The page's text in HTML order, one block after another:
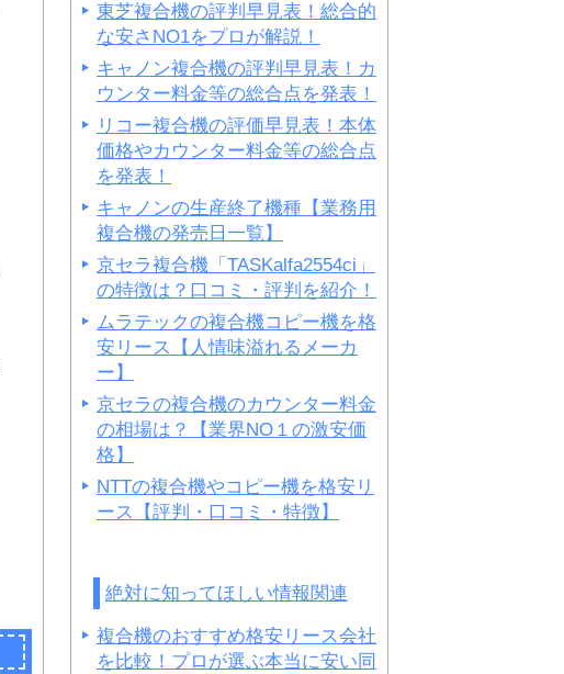
東芝複合機の評判早見表！総合的
な安さNO1をプロが解説！
キャノン複合機の評判早見表！カ
ウンター料金等の総合点を発表！
リコー複合機の評価早見表！本体
価格やカウンター料金等の総合点
を発表！
キャノンの生産終了機種【業務用
複合機の発売日一覧】
京セラ複合機「TASKalfa2554ci」
の特徴は？口コミ・評判を紹介！
ムラテックの複合機コピー機を格
安リース【人情味溢れるメーカ
ー】
京セラの複合機のカウンター料金
の相場は？【業界NO１の激安価
格】
NTTの複合機やコピー機を格安リ
ース【評判・口コミ・特徴】
絶対に知ってほしい情報関連
複合機のおすすめ格安リース会社
を比較！プロが選ぶ本当に安い同